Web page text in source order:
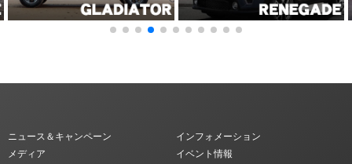
ニュース＆キャンペーン
インフォメーション
メディア
イベント情報